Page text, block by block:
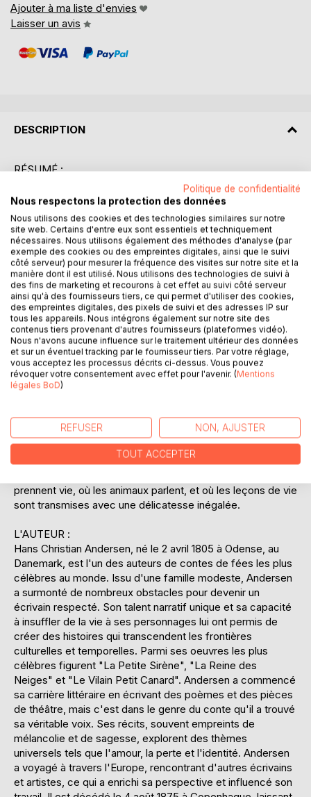
Ajouter à ma liste d'envies
Laisser un avis
DESCRIPTION
RÉSUMÉ :
"Les contes merveilleux d'Andersen : Tome 1" est une
collection enchanteresse qui regroupe certaines des
histoires les plus aimées de Hans Christian Andersen. Ce
premier tome nous transporte dans un univers où la magie
et la morale se rencontrent, offrant aux lecteurs une
expérience littéraire à la fois profonde et divertissante.
Parmi les récits inclus, "La Bergère et le Ramoneur" nous
raconte l'histoire touchante de deux figurines en porcelaine
qui prennent vie pour échapper à un destin imposé. "Le
Bonhomme de neige" explore les rêves et les désirs d'une
créature éphémère alors qu'elle découvre le monde qui
l'entoure. "L'Escargot et le rosier" est une fable sur
l'ambition et la satisfaction personnelle, où un escargot
insatisfait apprend à apprécier la beauté simple de la vie.
Ces contes, bien que souvent perçus comme des histoires
condition humaine, l'amour, le sacrifice et la quête de sens.
La plume d'Andersen, à la fois poétique et incisive, invite le
lecteur à s'immerger dans des récits intemporels qui
continuent de résonner à travers les générations. Chaque
prennent vie, où les animaux parlent, et où les leçons de vie
sont transmises avec une délicatesse inégalée.
L'AUTEUR :
Hans Christian Andersen, né le 2 avril 1805 à Odense, au
Danemark, est l'un des auteurs de contes de fées les plus
célèbres au monde. Issu d'une famille modeste, Andersen
a surmonté de nombreux obstacles pour devenir un
écrivain respecté. Son talent narratif unique et sa capacité
à insuffler de la vie à ses personnages lui ont permis de
créer des histoires qui transcendent les frontières
culturelles et temporelles. Parmi ses oeuvres les plus
célèbres figurent "La Petite Sirène", "La Reine des
Neiges" et "Le Vilain Petit Canard". Andersen a commencé
sa carrière littéraire en écrivant des poèmes et des pièces
de théâtre, mais c'est dans le genre du conte qu'il a trouvé
sa véritable voix. Ses récits, souvent empreints de
mélancolie et de sagesse, explorent des thèmes
universels tels que l'amour, la perte et l'identité. Andersen
a voyagé à travers l'Europe, rencontrant d'autres écrivains
et artistes, ce qui a enrichi sa perspective et influencé son
Politique de confidentialité
Nous respectons la protection des données
Nous utilisons des cookies et des technologies similaires sur notre
site web. Certains d'entre eux sont essentiels et techniquement
nécessaires. Nous utilisons également des méthodes d'analyse (par
exemple des cookies ou des empreintes digitales, ainsi que le suivi
côté serveur) pour mesurer la fréquence des visites sur notre site et la
manière dont il est utilisé. Nous utilisons des technologies de suivi à
des fins de marketing et recourons à cet effet au suivi côté serveur
ainsi qu'à des fournisseurs tiers, ce qui permet d'utiliser des cookies,
des empreintes digitales, des pixels de suivi et des adresses IP sur
tous les appareils. Nous intégrons également sur notre site des
contenus tiers provenant d'autres fournisseurs (plateformes vidéo).
Nous n'avons aucune influence sur le traitement ultérieur des données
et sur un éventuel tracking par le fournisseur tiers. Par votre réglage,
vous acceptez les processus décrits ci-dessus. Vous pouvez
révoquer votre consentement avec effet pour l'avenir. (Mentions
légales BoD)
REFUSER NON, AJUSTER
TOUT ACCEPTER